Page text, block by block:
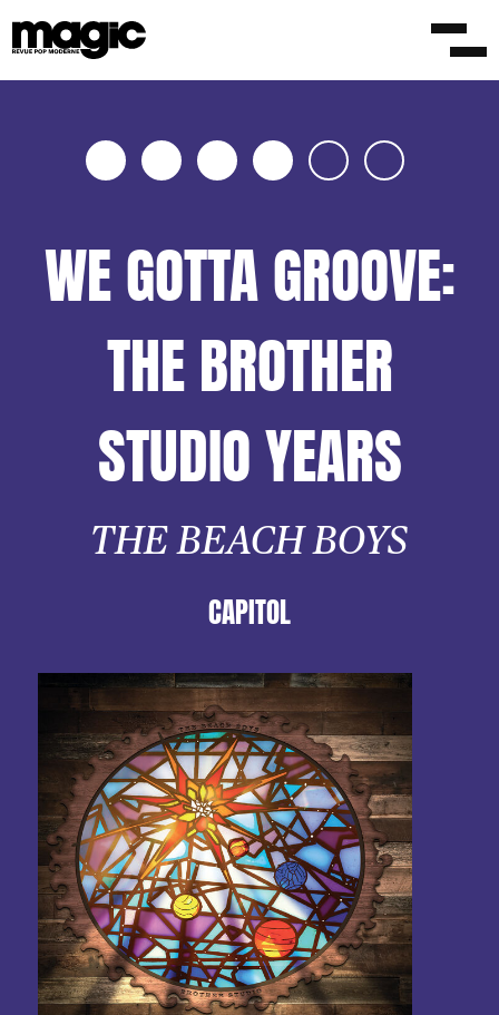
WE GOTTA GROOVE:
THE BROTHER
STUDIO YEARS
THE BEACH BOYS
CAPITOL